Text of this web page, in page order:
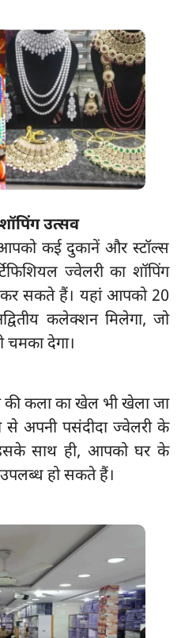
उत्सव
कई दुकानें और स्टॉल्स
ज्वेलरी का शॉपिंग
सकते हैं। यहां आपको 20
कलेक्शन मिलेगा, जो
देगा।
की कला का खेल भी खेला जा
अपनी पसंदीदा ज्वेलरी के
साथ ही, आपको घर के
हो सकते हैं।